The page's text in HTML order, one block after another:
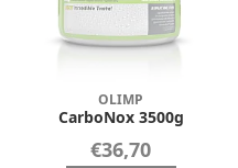
OLIMP
CarboNox 3500g
€36,70